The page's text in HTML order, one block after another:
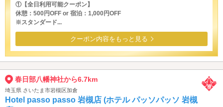
①【全日利用可能クーポン】
休憩：500円OFF or 宿泊：1,000円OFF
※スタンダード...
クーポン内容をもっと見る
春日部八幡神社から6.7km
埼玉県 さいたま市岩槻区加倉
Hotel passo passo 岩槻店 (ホテル パッソパッソ 岩槻